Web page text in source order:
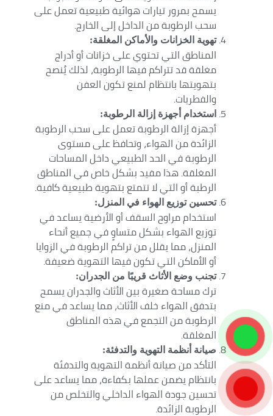
يسمح بمرور تيارات هوائية طبيعية تعمل على
سحب الرطوبة من الداخل إلى الخارج.
تهوية الخزانات والأماكن المغلقة:
المناطق التي تحتوي على خزانات أو أدراج
مغلقة قد تتراكم فيها الرطوبة، لذلك يُنصح
بتهويتها بانتظام لمنع تكون العفن
والفطريات.
استخدام أجهزة إزالة الرطوبة:
أجهزة إزالة الرطوبة تعمل على سحب الرطوبة
الزائدة من الهواء، وتحافظ على مستوى
الرطوبة في الحد الطبيعي داخل المساحات
المغلقة. هذا مفيد بشكل خاص في المناطق
الرطبة أو التي لا تتمتع بتهوية طبيعية كافية.
تحسين توزيع الهواء في المنزل:
استخدام مراوح السقف أو الأرضية يساعد في
توزيع الهواء بشكل متساوٍ في جميع أنحاء
المنزل، مما يقلل من تراكم الرطوبة في الزوايا
أو الأماكن التي تكون فيها التهوية ضعيفة.
تجنب وضع الأثاث قريبًا من الجدران:
ترك مساحة صغيرة بين الأثاث والجدران يسمح
بتدفق الهواء خلف الأثاث، مما يساعد في منع
الرطوبة من التجمع في هذه المناطق
المغلقة.
صيانة أنظمة التهوية والتدفئة:
التأكد من صيانة أنظمة التهوية والتدفئة
بانتظام يضمن عملها بكفاءة، مما يساعد على
تحسين جودة الهواء الداخلي والتخلص من
الرطوبة الزائدة.